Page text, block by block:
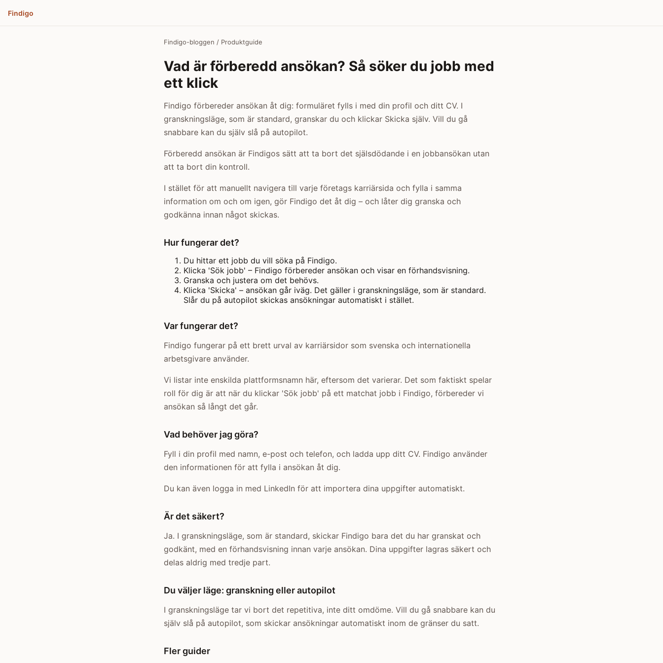
Findigo
Findigo-bloggen / Produktguide
Vad är förberedd ansökan? Så söker du jobb med
ett klick
Findigo förbereder ansökan åt dig: formuläret fylls i med din profil och ditt CV. I
granskningsläge, som är standard, granskar du och klickar Skicka själv. Vill du gå
snabbare kan du själv slå på autopilot.
Förberedd ansökan är Findigos sätt att ta bort det själsdödande i en jobbansökan utan
att ta bort din kontroll.
I stället för att manuellt navigera till varje företags karriärsida och fylla i samma
information om och om igen, gör Findigo det åt dig – och låter dig granska och
godkänna innan något skickas.
Hur fungerar det?
Du hittar ett jobb du vill söka på Findigo.
Klicka 'Sök jobb' – Findigo förbereder ansökan och visar en förhandsvisning.
Granska och justera om det behövs.
Klicka 'Skicka' – ansökan går iväg. Det gäller i granskningsläge, som är standard.
Slår du på autopilot skickas ansökningar automatiskt i stället.
Var fungerar det?
Findigo fungerar på ett brett urval av karriärsidor som svenska och internationella
arbetsgivare använder.
Vi listar inte enskilda plattformsnamn här, eftersom det varierar. Det som faktiskt spelar
roll för dig är att när du klickar 'Sök jobb' på ett matchat jobb i Findigo, förbereder vi
ansökan så långt det går.
Vad behöver jag göra?
Fyll i din profil med namn, e-post och telefon, och ladda upp ditt CV. Findigo använder
den informationen för att fylla i ansökan åt dig.
Du kan även logga in med LinkedIn för att importera dina uppgifter automatiskt.
Är det säkert?
Ja. I granskningsläge, som är standard, skickar Findigo bara det du har granskat och
godkänt, med en förhandsvisning innan varje ansökan. Dina uppgifter lagras säkert och
delas aldrig med tredje part.
Du väljer läge: granskning eller autopilot
I granskningsläge tar vi bort det repetitiva, inte ditt omdöme. Vill du gå snabbare kan du
själv slå på autopilot, som skickar ansökningar automatiskt inom de gränser du satt.
Fler guider